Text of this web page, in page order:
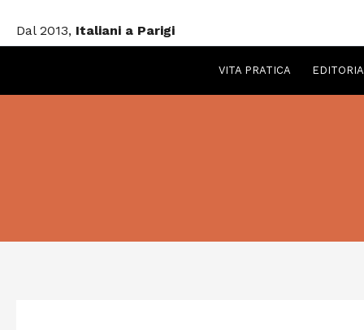
Dal 2013, Italiani a Parigi
VITA PRATICA